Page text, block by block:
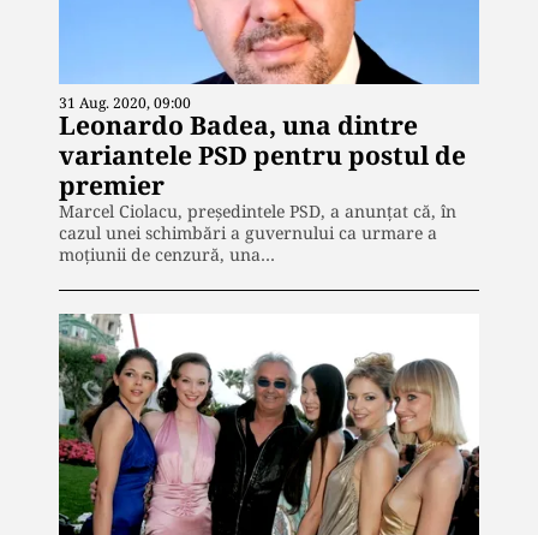
31 Aug. 2020, 09:00
Leonardo Badea, una dintre
variantele PSD pentru postul de
premier
Marcel Ciolacu, președintele PSD, a anunțat că, în
cazul unei schimbări a guvernului ca urmare a
moțiunii de cenzură, una…